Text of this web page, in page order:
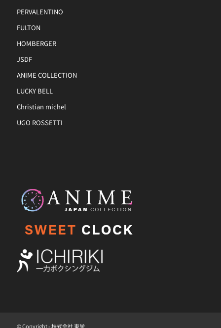
PERVALENTINO
FULTON
HOMBERGER
JSDF
ANIME COLLECTION
LUCKY BELL
Christian michel
UGO ROSSETTI
© Copyright - 株式会社 東栄